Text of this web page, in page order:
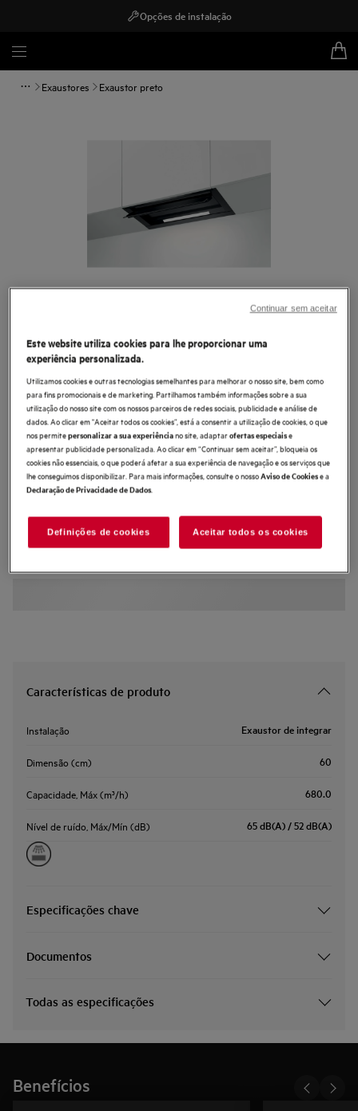
Opções de instalação
Exaustores Exaustor preto
NDE566DB
Exaustor de integrar de 60 cm e 52
dB(A)
5 (1)
Ficha de informação do produto
Benefícios
fresco na cozinha.
Assegure-se de que o ar da sua cozinha se mantém fresco com
ExtractionTech Plus.
Evite a condensação sobre a placa com o exaustor Zero Drop.
Características de produto
Instalação Exaustor de integrar
Dimensão (cm) 60
Capacidade, Máx (m³/h) 680.0
Nível de ruído, Máx/Mín (dB) 65 dB(A) / 52 dB(A)
Especificações chave
Documentos
Todas as especificações
Benefícios
Este website utiliza cookies para lhe proporcionar uma
experiência personalizada.
Utilizamos cookies e outras tecnologias semelhantes para melhorar o nosso site, bem como
para fins promocionais e de marketing. Partilhamos também informações sobre a sua
utilização do nosso site com os nossos parceiros de redes sociais, publicidade e análise de
dados. Ao clicar em "Aceitar todos os cookies”, está a consentir a utilização de cookies, o que
nos permitepersonalizar a sua experiênciano site, adaptarofertas especiaise
apresentar publicidade personalizada. Ao clicar em “Continuar sem aceitar”, bloqueia os
cookies não essenciais, o que poderá afetar a sua experiência de navegação e os serviços que
lhe conseguimos disponibilizar. Para mais informações, consulte o nossoAviso de Cookiese a
Declaração de Privacidade de Dados
Definições de cookies Aceitar todos os cookies
Continuar sem aceitar